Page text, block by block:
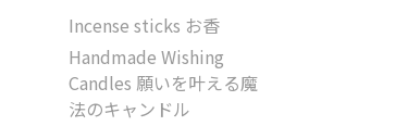
Incense sticks お香
Handmade Wishing
Candles 願いを叶える魔
法のキャンドル